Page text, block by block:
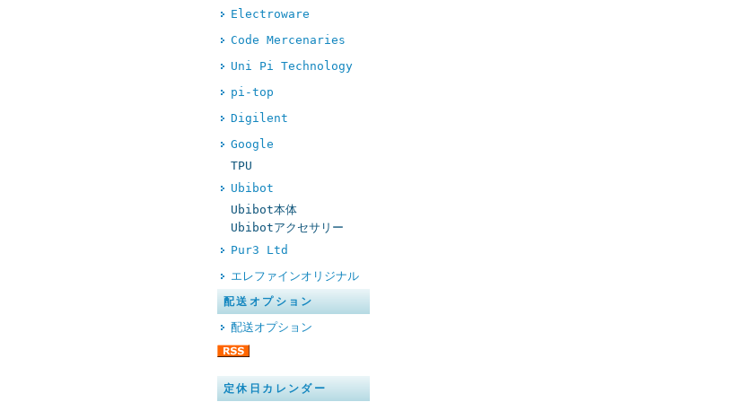
Electroware
Code Mercenaries
Uni Pi Technology
pi-top
Digilent
Google
TPU
Ubibot
Ubibot本体
Ubibotアクセサリー
Pur3 Ltd
エレファインオリジナル
配送オプション
配送オプション
定休日カレンダー